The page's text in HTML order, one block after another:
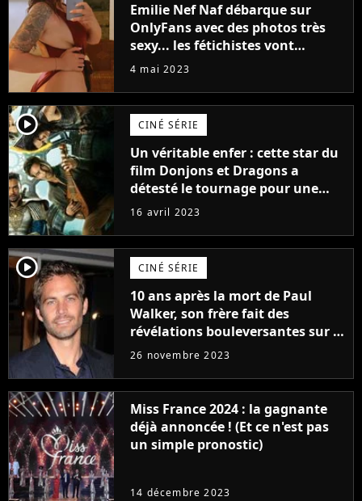
Emilie Nef Naf débarque sur
OnlyFans avec des photos très
sexy... les fétichistes vont
prendre leur pied !
4 mai 2023
player2 CINÉ SÉRIE
Un véritable enfer : cette star du
film Donjons et Dragons a
détesté le tournage pour une
raison très spéciale
16 avril 2023
player2 CINÉ SÉRIE
10 ans après la mort de Paul
Walker, son frère fait des
révélations bouleversantes sur la
réaction des acteurs de Fast and
26 novembre 2023
Miss France 2024 : la gagnante
déjà annoncée ! (Et ce n'est pas
un simple pronostic)
14 décembre 2023